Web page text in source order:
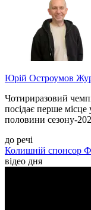
Юрій Остроумов
Чотириразовий
посідає перше місце
половини сезону-
до речі
Колишній спонсор
відео дня